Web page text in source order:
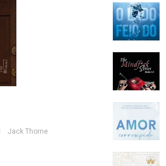
Jack Thorne